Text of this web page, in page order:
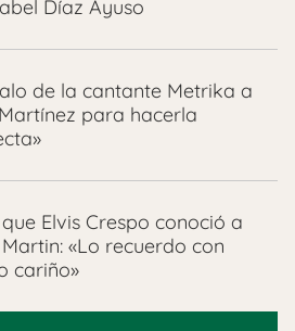
Díaz Ayuso
de la cantante Metrika a
para hacerla
Elvis Crespo conoció a
«Lo recuerdo con
cariño»